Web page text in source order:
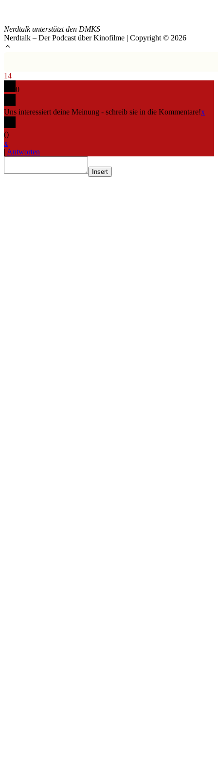
Nerdtalk unterstützt den DMKS
Nerdtalk – Der Podcast über Kinofilme | Copyright © 2026
14
0
Uns interessiert deine Meinung - schreib sie in die Kommentare!x
()
x
| Antworten
Insert